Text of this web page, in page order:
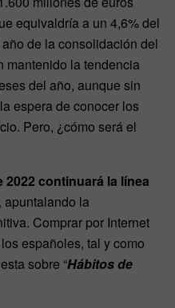
equivaldría a un 4,6% del
de la consolidación del
mantenido la tendencia
del año, aunque sin
espera de conocer los
Pero, ¿cómo será el
2022 continuará la línea
, apuntalando la
Comprar por Internet
españoles, tal y como
sobre “Hábitos de